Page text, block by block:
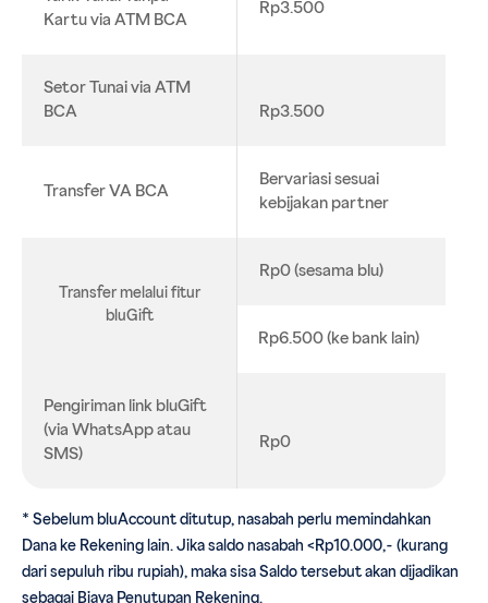
Kartu via ATM BCA
Rp3.500
Setor Tunai via ATM
BCA
Rp3.500
Transfer VA BCA
Bervariasi sesuai
kebijakan partner
Transfer melalui fitur
bluGift
Rp0 (sesama blu)
Rp6.500 (ke bank lain)
Pengiriman link bluGift
(via WhatsApp atau
SMS)
Rp0
* Sebelum bluAccount ditutup, nasabah perlu memindahkan
Dana ke Rekening lain. Jika saldo nasabah <Rp10.000,- (kurang
dari sepuluh ribu rupiah), maka sisa Saldo tersebut akan dijadikan
sebagai Biaya Penutupan Rekening.